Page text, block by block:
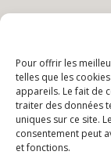
Pour offrir les
telles que les
appareils. Le fait de
traiter des données
uniques sur ce site.
consentement peut
et fonctions.